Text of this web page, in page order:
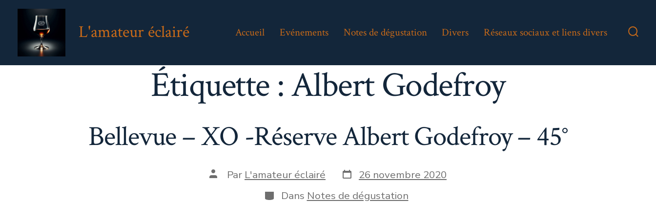
Aller
L'amateur éclairé Accueil Evénements Notes de dégustation Divers Réseaux sociaux et liens divers
Étiquette :Albert Godefroy
Bellevue – XO -Réserve Albert Godefroy – 45°
Auteur
Par L'amateur éclairé Date
de
publication
26 novembre 2020
Catégories
Dans Notes de dégustation